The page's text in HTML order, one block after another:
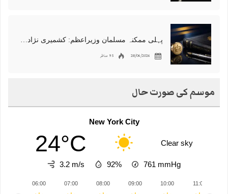
28/06/2026 95 مناظر
موسم کی صورت حال
New York City
24°C Clear sky
3.2 m/s 92% 761 mmHg
06:00 07:00 08:00 09:00 10:00 11:00